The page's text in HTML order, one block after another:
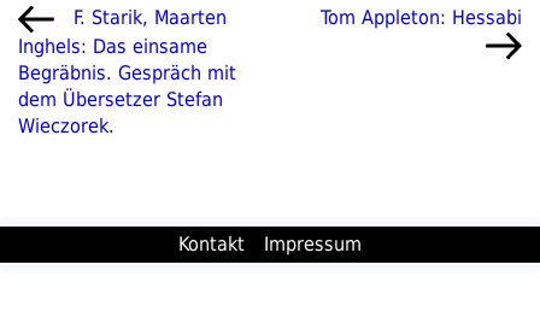
Beitragsnavigation
Vorheriger
Beitrag
F. Starik, Maarten
Inghels: Das einsame
Begräbnis. Gespräch mit
dem Übersetzer Stefan
Wieczorek.
Nächster
Tom Appleton: Hessabi
Kontakt Impressum